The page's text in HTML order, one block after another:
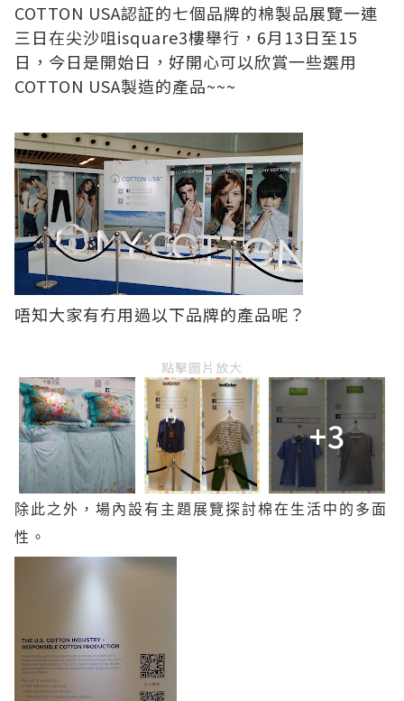
COTTON USA認証的七個品牌的棉製品展覽一連
三日在尖沙咀isquare3樓舉行，6月13日至15
日，今日是開始日，好開心可以欣賞一些選用
COTTON USA製造的產品~~~
唔知大家有冇用過以下品牌的產品呢？
點擊圖片放大
+3
除此之外，場內 設有主題展覽探討棉在生活中的多面
性。